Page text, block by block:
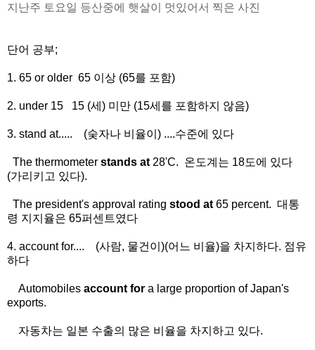
지난주 토요일 등산중에 햇살이 멋있어서 찍은 사진
단어 공부;
1. 65 or older 65 이상 (65를 포함)
2. under 15 15 (세) 미만 (15세를 포함하지 않음)
3. stand at..... (숮자나 비율이) ....수준에 있다
The thermometer stands at 28'C. 온도계는 18도에 있다
(가리키고 있다).
The president's approval rating stood at 65 percent. 대통
령 지지율은 65퍼센트였다
4. account for.... (사람, 물건이)(어느 비율)을 차지하다. 점유
하다
Automobiles account for a large proportion of Japan's
exports.
자동차는 일본 수출의 많은 비율을 차지하고 있다.